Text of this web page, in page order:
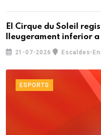
El Cirque du Soleil
lleugerament inferior
21-07-2026 Escaldes-
ESPORTS